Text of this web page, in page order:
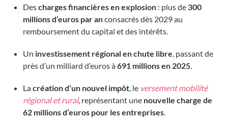
Descharges financières en explosion : plus de 300
millions d’euros par anconsacrés dès 2029 au
remboursement du capital et des intérêts.
Un investissement régional en chute libre, passant de
près d’un milliard d’euros à691 millions en 2025.
Lacréation d’un nouvel impôt, le versement mobilité
régional et rural, représentant une nouvelle charge de
62 millions d’euros pour les entreprises.